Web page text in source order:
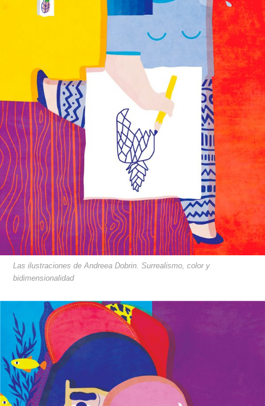
Las ilustraciones de Andreea Dobrin. Surrealismo, color y
bidimensionalidad